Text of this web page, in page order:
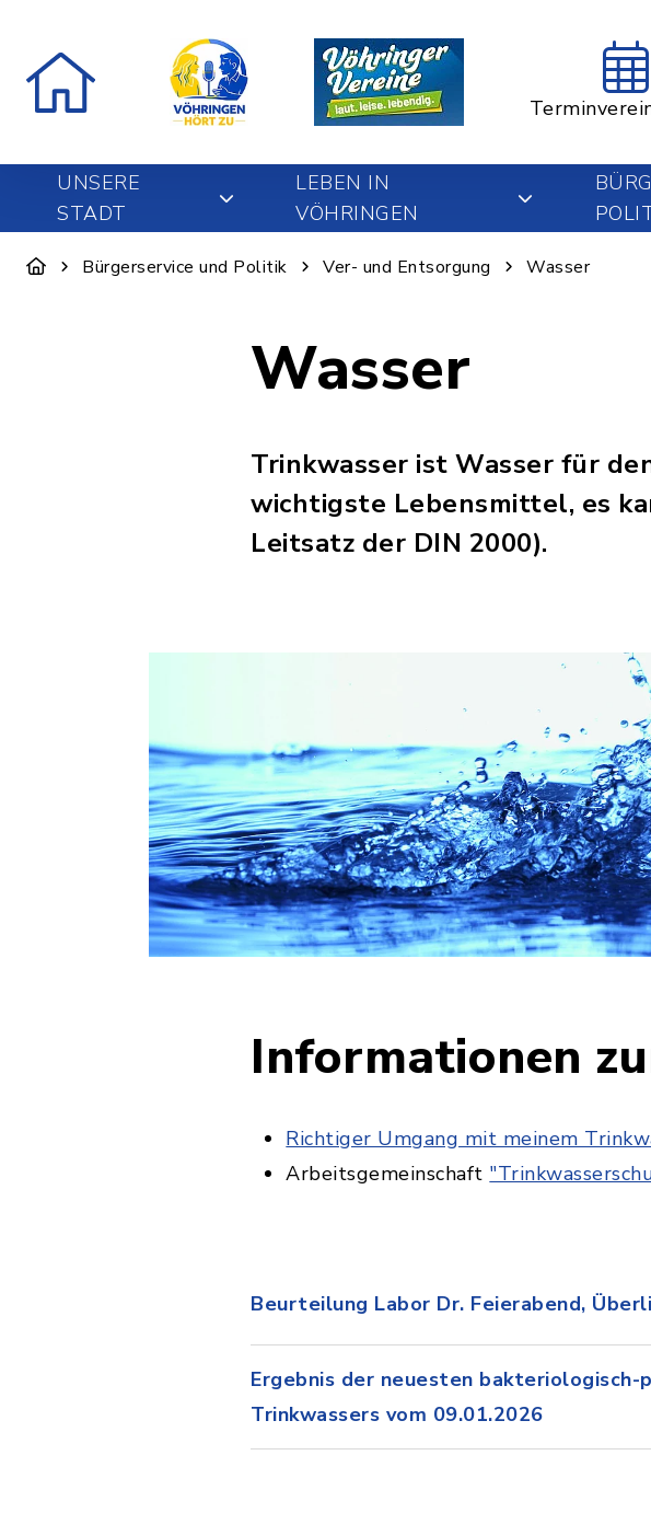
UNSERE
STADT
LEBEN IN
VÖHRINGEN
Bürgerservice und Politik Ver- und Entsorgung Wasser
Wasser
Trinkwasser ist Wasser für
wichtigste Lebensmittel, es
Leitsatz der DIN 2000).
Informationen
Richtiger Umgang mit meinem
Arbeitsgemeinschaft
Beurteilung Labor Dr. Feierabend,
Ergebnis der neuesten bakteriologisch-
Trinkwassers vom 09.01.2026